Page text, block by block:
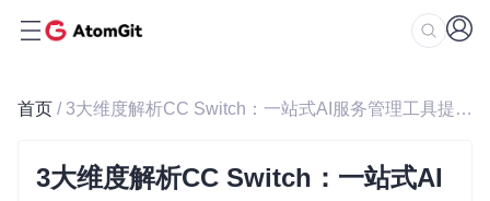
首页 / 3大维度解析CC Switch：一站式AI服务管理工具提升开发效率指南
3大维度解析CC Switch：一站式AI